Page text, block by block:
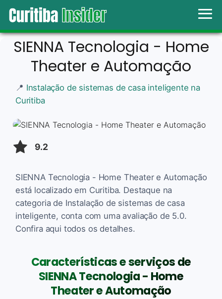
SIENNA Tecnologia - Home
Theater e Automação
📍 Instalação de sistemas de casa inteligente na
Curitiba
9.2
SIENNA Tecnologia - Home Theater e Automação
está localizado em Curitiba. Destaque na
categoria de Instalação de sistemas de casa
inteligente, conta com uma avaliação de 5.0.
Confira aqui todos os detalhes.
Características e serviços de
SIENNA Tecnologia - Home
Theater e Automação